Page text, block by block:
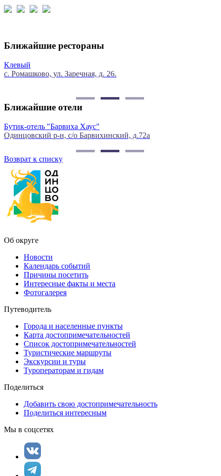
Ближайшие рестораны
д. 26.
Ближайшие отели
Хаус"
р-н, с/о Барвихинский, д.72а
Возврат к списку
Об округе
Новости
Календарь событий
Причины посетить
Интересные факты и места
Фотогалерея
Путеводитель
Города и населенные пункты
Карта достопримечательностей
Список достопримечательностей
Туристические маршруты
Экскурсии и туры
Туроператорам и гидам
Поделиться
Добавить свою достопримечательность
Поделиться интересным
Мы в соцсетях